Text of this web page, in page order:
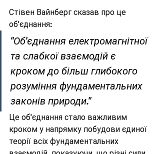
Стівен Вайнберг сказав про це
об'єднання:
"Об'єднання електромагнітної
та слабкої взаємодій є
кроком до більш глибокого
розуміння фундаментальних
законів природи."
Це об'єднання стало важливим
кроком у напрямку побудови єдиної
теорії всіх фундаментальних